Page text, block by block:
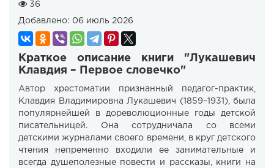
36
Добавлено: 06 июль 2026
Краткое описание книги "Лукашевич
Клавдия – Первое словечко"
Автор хрестоматии признанный педагог-практик,
Клавдия Владимировна Лукашевич (1859–1931), была
популярнейшей в дореволюционные годы детской
писательницей. Она сотрудничала со всеми
детскими журналами своего времени, в круг детского
чтения непременно входили ее занимательные и
всегда душеполезные повести и рассказы, книги на